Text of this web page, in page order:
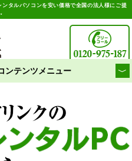
タルパソコンを安い価格で全国の法人様にご提
テンツメニュー